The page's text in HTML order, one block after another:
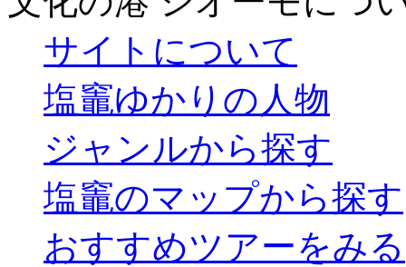
サイトについて
塩竈ゆかりの人物
ジャンルから探す
塩竈のマップから探す
おすすめツアーをみる